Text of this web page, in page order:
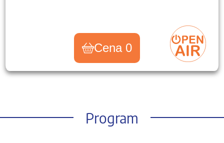
Cena 0
Program